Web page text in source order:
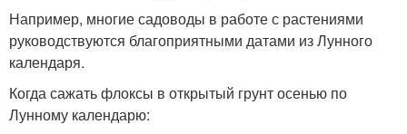
Например, многие садоводы в работе с растениями
руководствуются благоприятными датами из Лунного
календаря.
Когда сажать флоксы в открытый грунт осенью по
Лунному календарю: